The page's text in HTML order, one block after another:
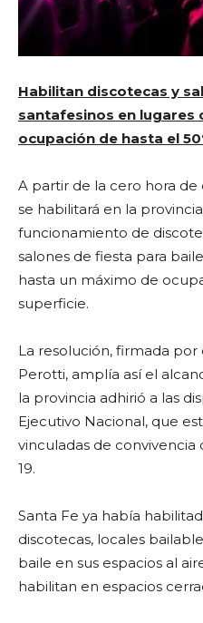
Habilitan discotecas y
santafesinos en lugares
ocupación de hasta el
A partir de la cero hora
se habilitará en la
funcionamiento de
salones de fiesta para
hasta un máximo de
superficie.
La resolución, firmada
Perotti, amplía así el
la provincia adhirió a las
Ejecutivo Nacional, que
vinculadas de
19.
Santa Fe ya había
discotecas, locales
baile en sus espacios al
habilitan en espacios